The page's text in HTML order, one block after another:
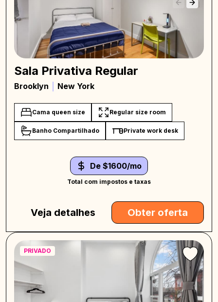
Sala Privativa Regular
Brooklyn New York
Cama queen size Regular size room
Banho Compartilhado Private work desk
De $1600/mo
Total com impostos e taxas
Veja detalhes Obter oferta
PRIVADO